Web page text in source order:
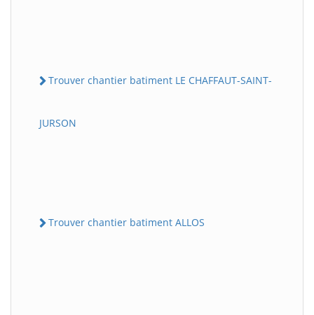
Trouver chantier batiment LE CHAFFAUT-SAINT-
JURSON
Trouver chantier batiment ALLOS